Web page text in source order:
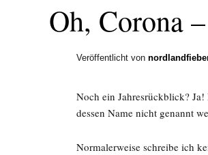
Oh, Corona
Veröffentlicht von
Noch ein Jahresrückblick?
dessen Name nicht genannt
Normalerweise schreibe ich